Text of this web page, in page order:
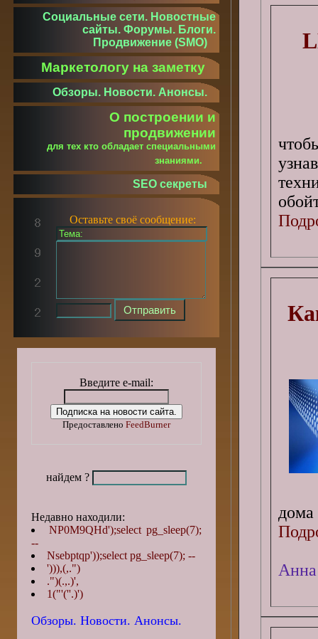
Социальные сети. Новостные
сайты. Форумы. Блоги.
Продвижение (SMO)
Маркетологу на заметку
Обзоры. Новости. Анонсы.
О построении и
продвижении
для тех кто обладает специальными
знаниями.
SEO секреты
Оставьте своё сообщение:
Введите e-mail:
Предоставлено FeedBurner
найдем ?
Недавно находили:
NP0M9QHd');select pg_sleep(7);
--
Nsebptqp'));select pg_sleep(7); --
'))),(,.")
.")(.,.)',
1("'(''.)')
Обзоры. Новости. Анонсы.